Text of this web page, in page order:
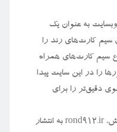
به عنوان یک
سیم کارت‌های رند را
سیم کارت‌های همراه
و سایر اپراتورها را در این سایت پیدا
دقیق‌تر را برای
علاوه بر خرید و فروش، rond912.ir به انتشار